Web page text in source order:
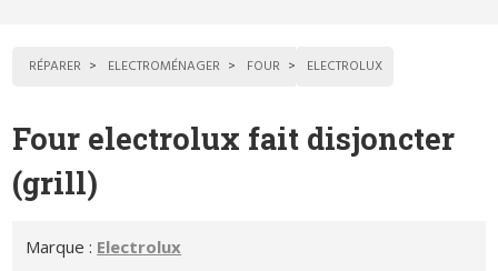
RÉPARER ELECTROMÉNAGER FOUR ELECTROLUX
Four electrolux fait disjoncter
(grill)
Marque : Electrolux